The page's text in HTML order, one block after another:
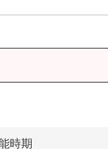
時期